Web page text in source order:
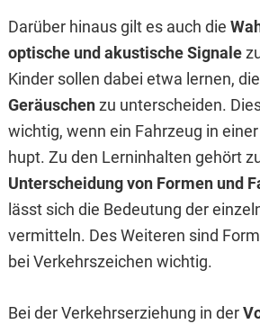
Darüber hinaus gilt es auch die
optische und akustische Signale
Kinder sollen dabei etwa lernen, die
Geräuschenzu unterscheiden.
wichtig, wenn ein Fahrzeug in
hupt. Zu den Lerninhalten gehört
Unterscheidung von Formen und
lässt sich die Bedeutung der
vermitteln. Des Weiteren sind
bei Verkehrszeichen wichtig.
Bei der Verkehrserziehung in der